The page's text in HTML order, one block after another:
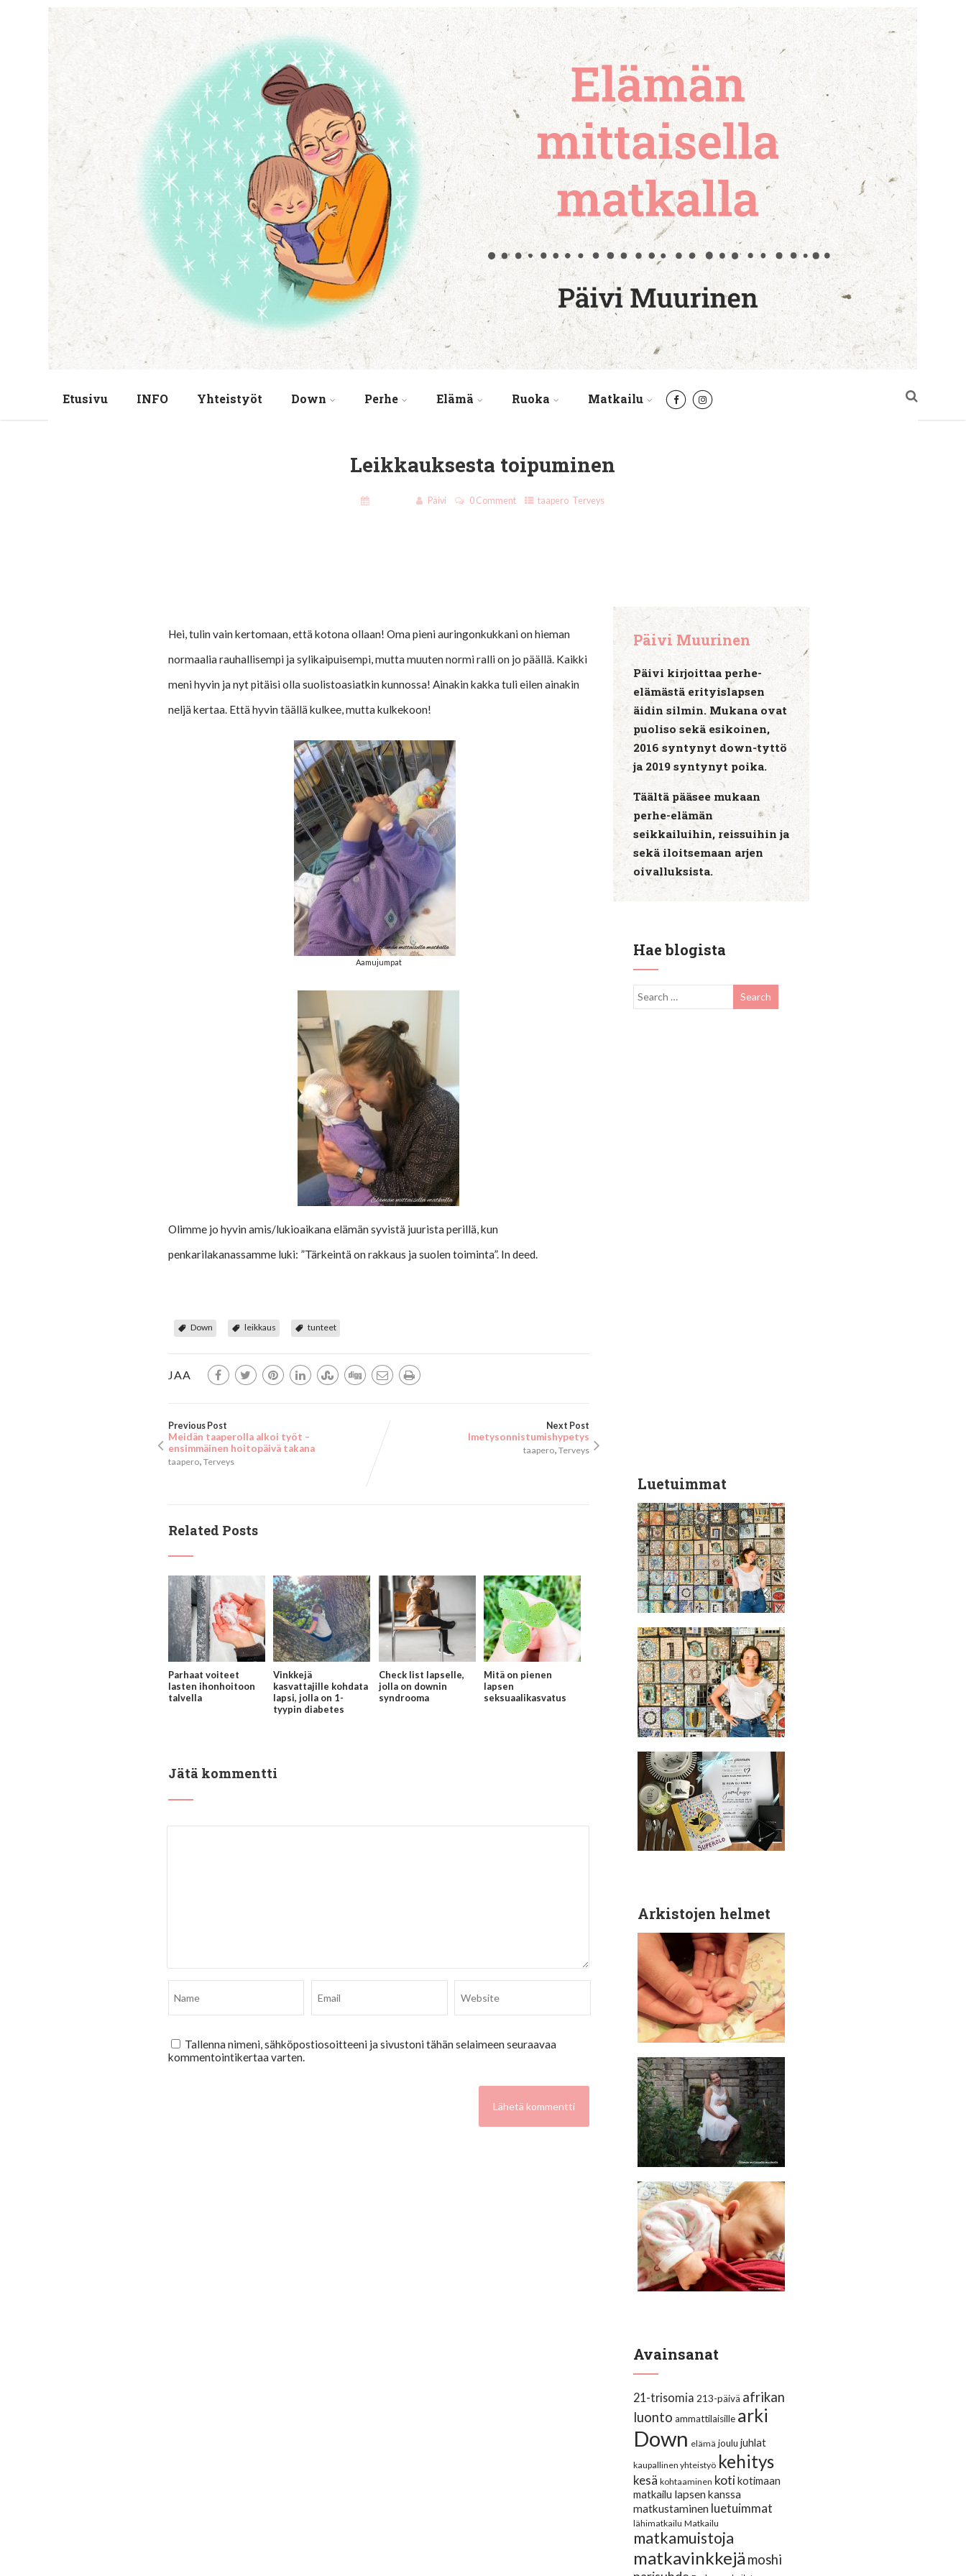
Etusivu INFO Yhteistyöt Down Perhe Elämä Ruoka Matkailu
Leikkauksesta toipuminen
Päivi 0 Comment taapero Terveys
Hei, tulin vain kertomaan, että kotona ollaan! Oma pieni auringonkukkani on hieman
normaalia rauhallisempi ja sylikaipuisempi, mutta muuten normi ralli on jo päällä. Kaikki
meni hyvin ja nyt pitäisi olla suolistoasiatkin kunnossa! Ainakin kakka tuli eilen ainakin
neljä kertaa. Että hyvin täällä kulkee, mutta kulkekoon!
Aamujumpat
Olimme jo hyvin amis/lukioaikana elämän syvistä juurista perillä, kun
penkarilakanassamme luki: ”Tärkeintä on rakkaus ja suolen toiminta”. In deed.
Down leikkaus tunteet
JAA
Previous Post
Meidän taaperolla alkoi työt –
ensimmäinen hoitopäivä takana
taapero, Terveys
Next Post
Imetysonnistumishypetys
taapero, Terveys
Related Posts
Parhaat voiteet
lasten ihonhoitoon
talvella
Vinkkejä
kasvattajille kohdata
lapsi, jolla on 1-
tyypin diabetes
Check list lapselle,
jolla on downin
syndrooma
Mitä on pienen
lapsen
seksuaalikasvatus
Jätä kommentti
Tallenna nimeni, sähköpostiosoitteeni ja sivustoni tähän selaimeen seuraavaa
kommentointikertaa varten.
Päivi Muurinen
Päivi kirjoittaa perhe-
elämästä erityislapsen
äidin silmin. Mukana ovat
puoliso sekä esikoinen,
2016 syntynyt down-tyttö
ja 2019 syntynyt poika.
Täältä pääsee mukaan
perhe-elämän
seikkailuihin, reissuihin ja
sekä iloitsemaan arjen
oivalluksista.
Hae blogista
Luetuimmat
Arkistojen helmet
Avainsanat
21-trisomia 213-päivä afrikan
luonto ammattilaisille arki
Down elämä joulu juhlat
kaupallinen yhteistyö kehitys
kesä kohtaaminen kotikotimaan
matkailu lapsen kanssa
matkustaminen luetuimmat
lähimatkailu Matkailu
matkamuistoja
matkavinkkejä moshi